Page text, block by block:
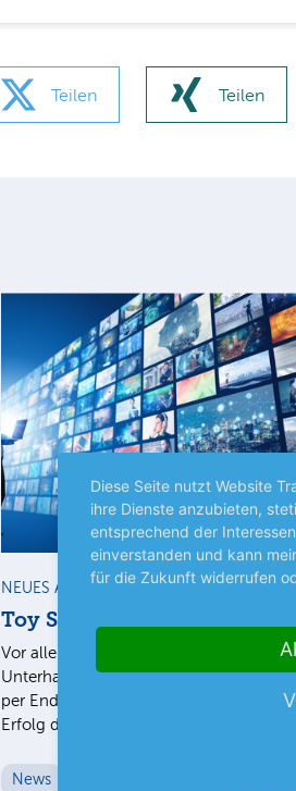
Teilen Teilen
Premium
NEUES AUS UNTERNEHMEN
Toy Story treibt Disney
Vor allem der Film „Toy Story 5“ hat dem
Unterhaltungsriesen Disney im 3.
per Ende Juni Rückenwind gegeben.
Erfolg des…
News
Diese Seite nutzt Website
ihre Dienste anzubieten,
entsprechend der
einverstanden und kann
für die Zukunft widerrufen